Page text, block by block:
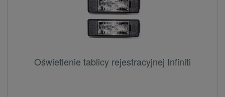
Oświetlenie tablicy rejestracyjnej Infiniti